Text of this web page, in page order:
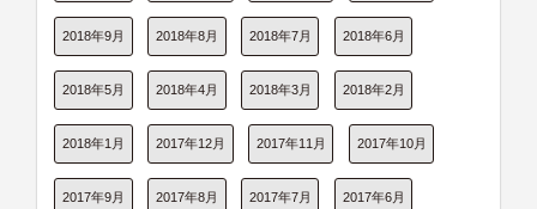
2018年9月 2018年8月 2018年7月 2018年6月
2018年5月 2018年4月 2018年3月 2018年2月
2018年1月 2017年12月 2017年11月 2017年10月
2017年9月 2017年8月 2017年7月 2017年6月